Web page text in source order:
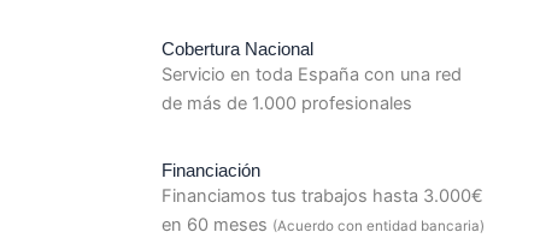
Cobertura Nacional
Servicio en toda España con una red
de más de 1.000 profesionales
Financiación
Financiamos tus trabajos hasta 3.000€
en 60 meses (Acuerdo con entidad bancaria)